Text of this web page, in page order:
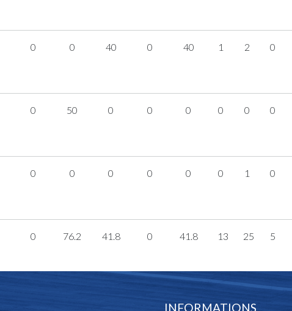
0 0 40 0 40 1 2 0
0 50 0 0 0 0 0 0
0 0 0 0 0 0 1 0
0 76.2 41.8 0 41.8 13 25 5
INFORMATIONS